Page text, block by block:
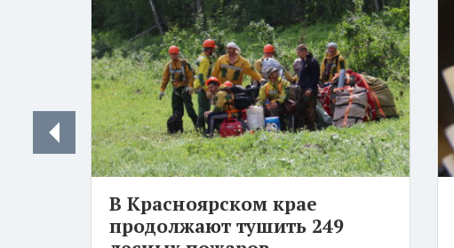
В Красноярском крае
продолжают тушить 249